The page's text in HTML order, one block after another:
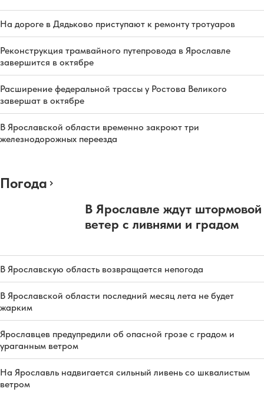
На дороге в Дядьково приступают к ремонту тротуаров
Реконструкция трамвайного путепровода в Ярославле
завершится в октябре
Расширение федеральной трассы у Ростова Великого
завершат в октябре
В Ярославской области временно закроют три
железнодорожных переезда
Погода
В Ярославле ждут штормовой
ветер с ливнями и градом
В Ярославскую область возвращается непогода
В Ярославской области последний месяц лета не будет
жарким
Ярославцев предупредили об опасной грозе с градом и
ураганным ветром
На Ярославль надвигается сильный ливень со шквалистым
ветром